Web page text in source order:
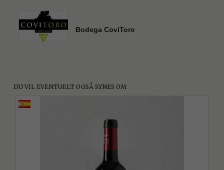
Bodega CoviToro
DU VIL EVENTUELT OGSÅ SYNES OM